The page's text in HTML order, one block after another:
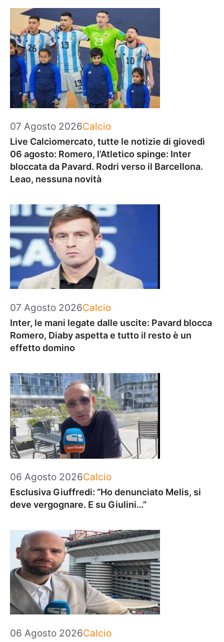
07 Agosto 2026Categorie
Calcio
Live Calciomercato, tutte le notizie di giovedì
06 agosto: Romero, l’Atletico spinge: Inter
bloccata da Pavard. Rodri verso il Barcellona.
Leao, nessuna novità
07 Agosto 2026Categorie
Calcio
Inter, le mani legate dalle uscite: Pavard blocca
Romero, Diaby aspetta e tutto il resto è un
effetto domino
06 Agosto 2026Categorie
Calcio
Esclusiva Giuffredi: “Ho denunciato Melis, si
deve vergognare. E su Giulini…”
06 Agosto 2026Categorie
Calcio